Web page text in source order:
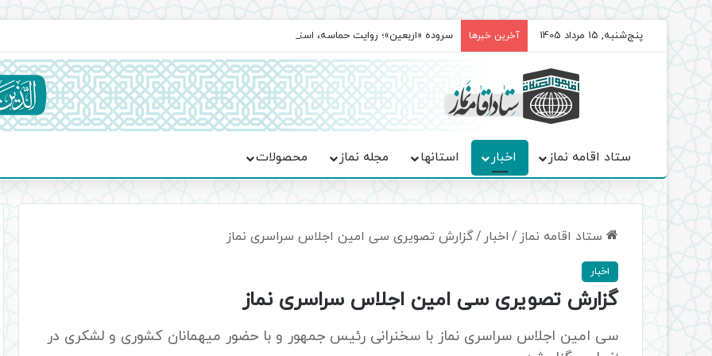
پنج‌شنبه, 15 مرداد 1405 آخرین خبرها سروده‌ «اربعین»؛ روایت حماسه، استقامت و تمدن‌سازی امت اسلامی
ستاد اقامه نماز اخبار استانها مجله نماز محصولات
ستاد اقامه نماز / اخبار /گزارش تصویری سی امین اجلاس سراسری نماز
اخبار
گزارش تصویری سی امین اجلاس سراسری نماز
سی امین اجلاس سراسری نماز با سخنرانی رئیس جمهور و با حضور میهمانان کشوری و لشکری در